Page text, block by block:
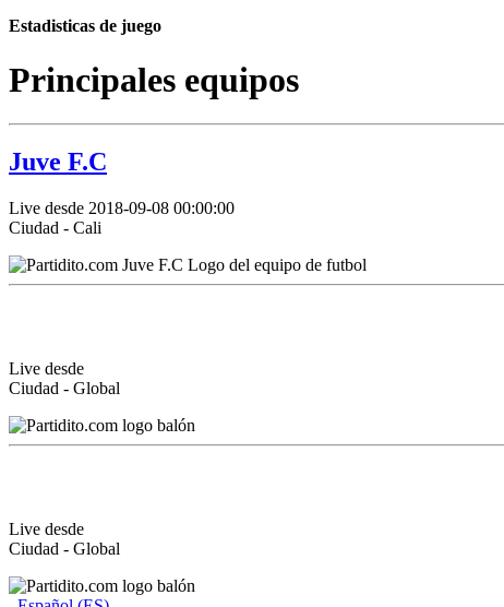
Estadisticas de juego
Principales equipos
Juve F.C
Live desde 2018-09-08 00:00:00
Ciudad - Cali
Live desde
Ciudad - Global
Live desde
Ciudad - Global